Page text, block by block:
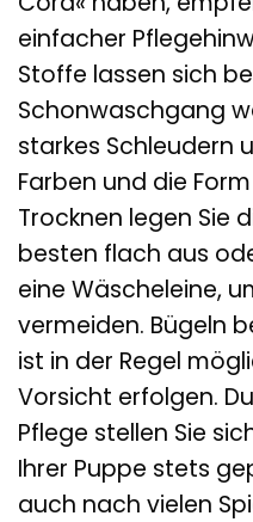
einfacher
Stoffe lassen sich
Schonwaschgang
starkes Schleudern
Farben und die
Trocknen legen Sie
besten flach aus
eine Wäscheleine,
vermeiden. Bügeln
ist in der Regel
Vorsicht erfolgen.
Pflege stellen Sie
Ihrer Puppe stets
auch nach vielen